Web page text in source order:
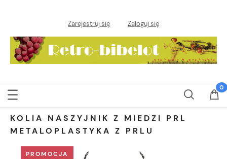
Zarejestruj się Zaloguj się
KOLIA NASZYJNIK Z MIEDZI PRL
METALOPLASTYKA Z PRLU
PROMOCJA